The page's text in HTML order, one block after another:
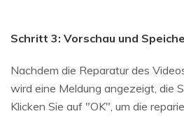
Schritt 3: Vorschau und
Nachdem die Reparatur des
wird eine Meldung angezeigt, die
Klicken Sie auf "OK", um die